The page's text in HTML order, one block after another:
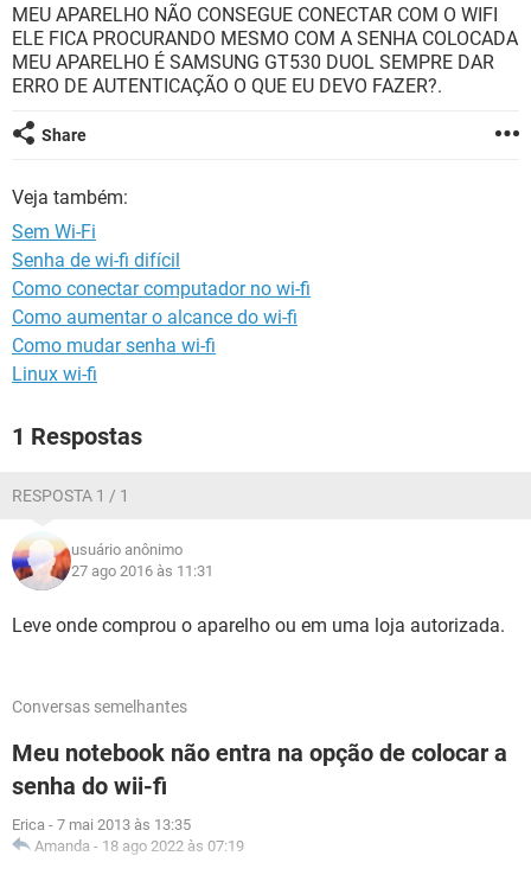
INSTAGRAM GMAIL
GUIA DE COMPRAS
OUTLOOK EXCEL
INSTAGRAM GMAIL
GUIA DE COMPRAS
MEU APARELHO NÃO CONSEGUE CONECTAR COM O WIFI
ELE FICA PROCURANDO MESMO COM A SENHA COLOCADA
MEU APARELHO É SAMSUNG GT530 DUOL SEMPRE DAR
ERRO DE AUTENTICAÇÃO O QUE EU DEVO FAZER?.
Share
Veja também:
Sem Wi-Fi
Senha de wi-fi difícil
Como conectar computador no wi-fi
Como aumentar o alcance do wi-fi
Como mudar senha wi-fi
Linux wi-fi
1 Respostas
RESPOSTA 1 / 1
usuário anônimo
27 ago 2016 às 11:31
Leve onde comprou o aparelho ou em uma loja autorizada.
Conversas semelhantes
Meu notebook não entra na opção de colocar a
senha do wii-fi
Erica - 7 mai 2013 às 13:35
Amanda - 18 ago 2022 às 07:19